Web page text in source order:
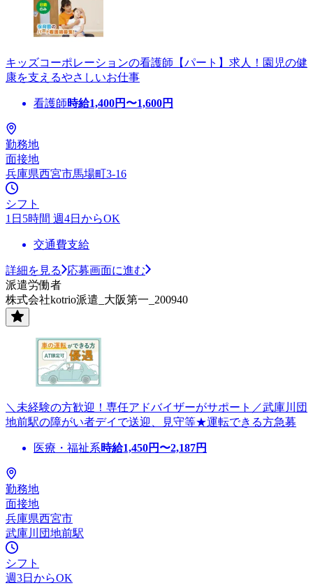
キッズコーポレーションの看護師【パート】求人！園児の健
康を支えるやさしいお仕事
看護師時給1,400円〜1,600円
勤務地
面接地
兵庫県西宮市馬場町3-16
シフト
1日5時間 週4日からOK
交通費支給
詳細を見る
応募画面に進む
派遣労働者
株式会社kotrio派遣_大阪第一_200940
＼未経験の方歓迎！専任アドバイザーがサポート／武庫川団
地前駅の障がい者デイで送迎、見守等★運転できる方急募
医療・福祉系時給1,450円〜2,187円
勤務地
面接地
兵庫県西宮市
武庫川団地前駅
シフト
週3日からOK